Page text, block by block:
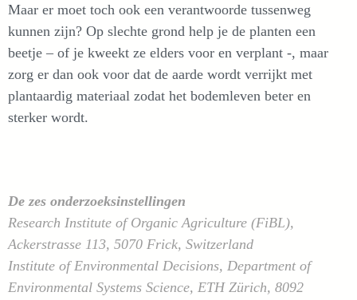
Maar er moet toch ook een verantwoorde tussenweg
kunnen zijn? Op slechte grond help je de planten een
beetje – of je kweekt ze elders voor en verplant -, maar
zorg er dan ook voor dat de aarde wordt verrijkt met
plantaardig materiaal zodat het bodemleven beter en
sterker wordt.
De zes onderzoeksinstellingen
Research Institute of Organic Agriculture (FiBL),
Ackerstrasse 113, 5070 Frick, Switzerland
Institute of Environmental Decisions, Department of
Environmental Systems Science, ETH Zürich, 8092